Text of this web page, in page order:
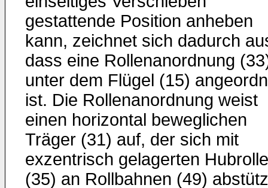
gestattende Position anheben
kann, zeichnet sich dadurch
dass eine Rollenanordnung
unter dem Flügel (15)
ist. Die Rollenanordnung weist
einen horizontal beweglichen
Träger (31) auf, der sich mit
exzentrisch gelagerten
(35) an Rollbahnen (49)